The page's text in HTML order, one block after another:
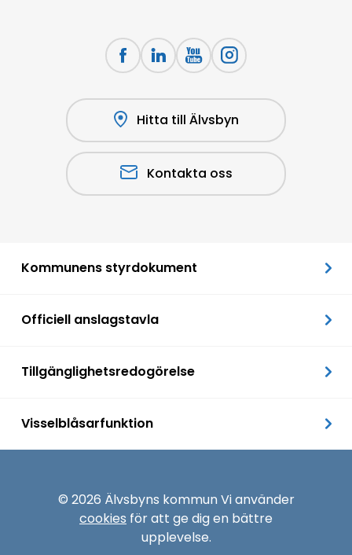
Hitta till Älvsbyn
Kontakta oss
Kommunens styrdokument
Officiell anslagstavla
Tillgänglighetsredogörelse
Visselblåsarfunktion
© 2026 Älvsbyns kommun Vi använder
cookies för att ge dig en bättre
upplevelse.